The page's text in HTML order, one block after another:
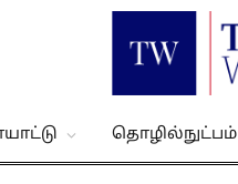
தொழில்நுட்பம்